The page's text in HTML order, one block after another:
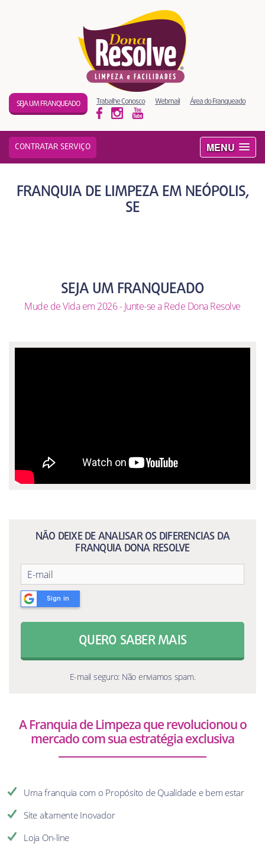
MENU
SEJA UM FRANQUEADO Trabalhe Conosco Webmail Área do Franqueado
CONTRATAR SERVIÇO
FRANQUIA DE LIMPEZA EM NEÓPOLIS,
SE
SEJA UM FRANQUEADO
Mude de Vida em 2026 - Junte-se a Rede Dona Resolve
NÃO DEIXE DE ANALISAR OS DIFERENCIAS DA
FRANQUIA DONA RESOLVE
Sign in
QUERO SABER MAIS
E-mail seguro: Não enviamos spam.
A Franquia de Limpeza que revolucionou o
mercado com sua estratégia exclusiva
Uma franquia com o Propósito de Qualidade e bem estar
Site altamente Inovador
Loja On-line